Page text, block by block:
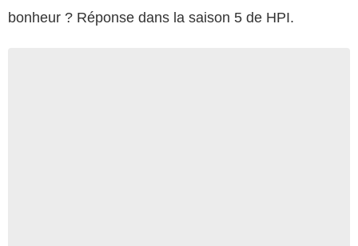
bonheur ? Réponse dans la saison 5 de HPI.